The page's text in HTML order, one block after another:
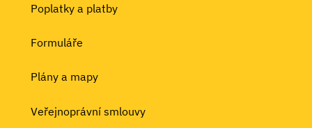
Poplatky a platby
Formuláře
Plány a mapy
Veřejnoprávní smlouvy